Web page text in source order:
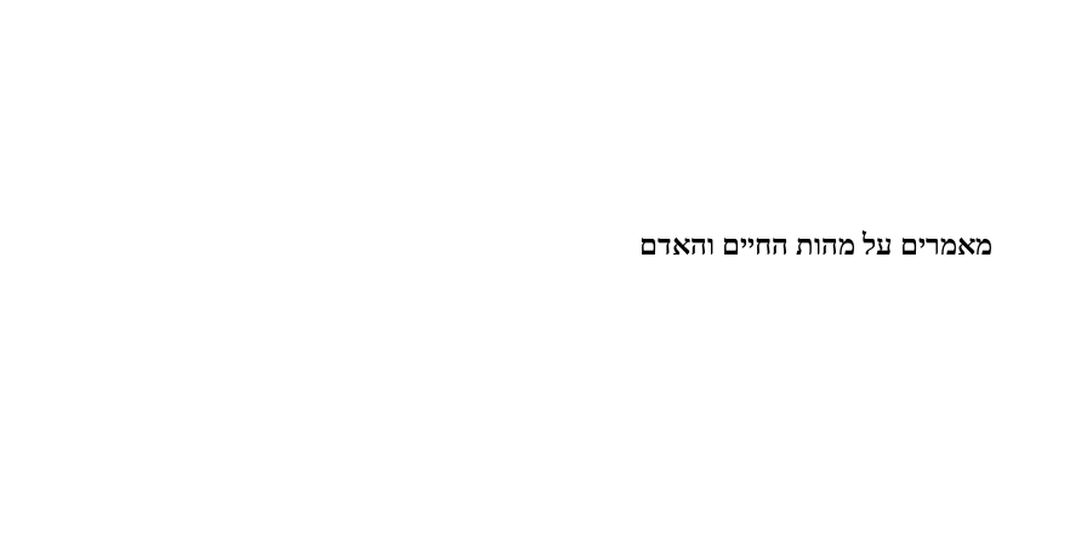
מאמרים על מהות החיים והאדם